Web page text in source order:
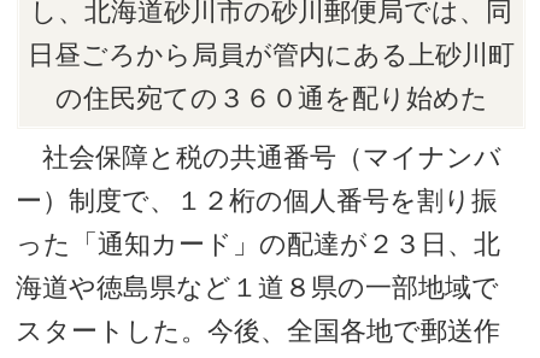
し、北海道砂川市の砂川郵便局では、同
日昼ごろから局員が管内にある上砂川町
の住民宛ての３６０通を配り始めた
社会保障と税の共通番号（マイナンバ
ー）制度で、１２桁の個人番号を割り振
った「通知カード」の配達が２３日、北
海道や徳島県など１道８県の一部地域で
スタートした。今後、全国各地で郵送作